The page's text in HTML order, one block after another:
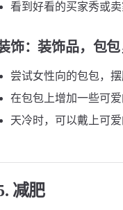
看到好看的买家秀或
饰：装饰品，包
尝试女性向的包包，
在包包上增加一些可
天冷时，可以戴上可
减肥